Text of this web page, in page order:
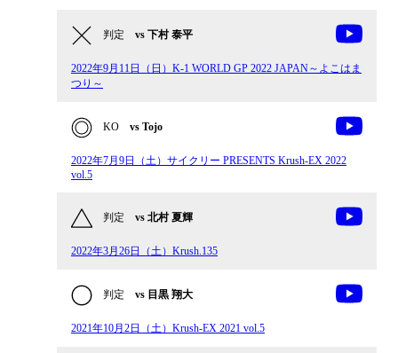
判定 vs 下村 泰平
2022年9月11日（日）K-1 WORLD GP 2022 JAPAN～よこはま
つり～
KO vs Tojo
2022年7月9日（土）サイクリー PRESENTS Krush-EX 2022
vol.5
判定 vs 北村 夏輝
2022年3月26日（土）Krush.135
判定 vs 目黒 翔大
2021年10月2日（土）Krush-EX 2021 vol.5